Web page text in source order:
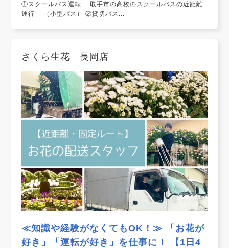
①スクールバス運転 取手市の高校のスクールバスの近距離
運行 （小型バス） ②貸切バス...
さくら生花 長岡店
≪知識や経験がなくてもOK！≫ 「お花が
好き」「運転が好き」を仕事に！ 【1日4